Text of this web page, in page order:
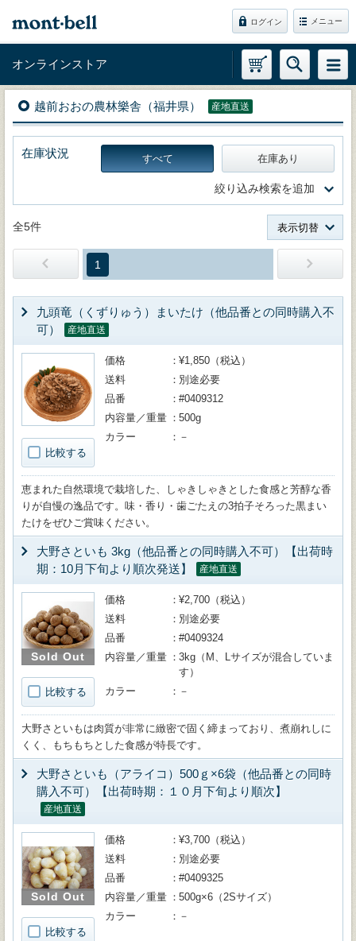
ログイン メニュー
オンラインストア
越前おおの農林樂舎（福井県） 産地直送
在庫状況 すべて 在庫あり
絞り込み検索を追加
全5件 表示切替
1
九頭竜（くずりゅう）まいたけ（他品番との同時購入不
可）
産地直送
比較する
価格
¥1,850（税込）
送料
別途必要
品番
#0409312
内容量／重量
500g
カラー
－
恵まれた自然環境で栽培した、しゃきしゃきとした食感と芳醇な香
りが自慢の逸品です。味・香り・歯ごたえの3拍子そろった黒まい
たけをぜひご賞味ください。
大野さといも 3kg（他品番との同時購入不可）【出荷時
期：10月下旬より順次発送】
産地直送
Sold Out
比較する
価格
¥2,700（税込）
送料
別途必要
品番
#0409324
内容量／重量
3kg（M、Lサイズが混合していま
す）
カラー
－
大野さといもは肉質が非常に緻密で固く締まっており、煮崩れしに
くく、もちもちとした食感が特長です。
大野さといも（アライコ）500ｇ×6袋（他品番との同時
購入不可）【出荷時期：１０月下旬より順次】
産地直送
Sold Out
比較する
価格
¥3,700（税込）
送料
別途必要
品番
#0409325
内容量／重量
500g×6（2Sサイズ）
カラー
－